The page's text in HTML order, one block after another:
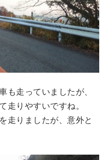
も走っていましたが、
走りやすいですね。
走りましたが、意外と